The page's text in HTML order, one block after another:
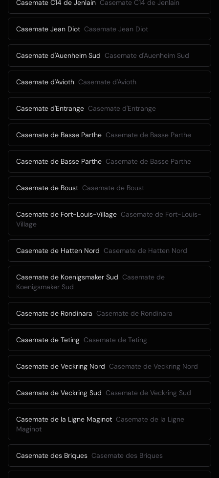
Casemate C14 de Jenlain Casemate C14 de Jenlain
Casemate Jean Diot Casemate Jean Diot
Casemate d'Auenheim Sud Casemate d'Auenheim Sud
Casemate d'Avioth Casemate d'Avioth
Casemate d'Entrange Casemate d'Entrange
Casemate de Basse Parthe Casemate de Basse Parthe
Casemate de Basse Parthe Casemate de Basse Parthe
Casemate de Boust Casemate de Boust
Casemate de Fort-Louis-Village Casemate de Fort-Louis-
Village
Casemate de Hatten Nord Casemate de Hatten Nord
Casemate de Koenigsmaker Sud Casemate de
Koenigsmaker Sud
Casemate de Rondinara Casemate de Rondinara
Casemate de Teting Casemate de Teting
Casemate de Veckring Nord Casemate de Veckring Nord
Casemate de Veckring Sud Casemate de Veckring Sud
Casemate de la Ligne Maginot Casemate de la Ligne
Maginot
Casemate des Briques Casemate des Briques